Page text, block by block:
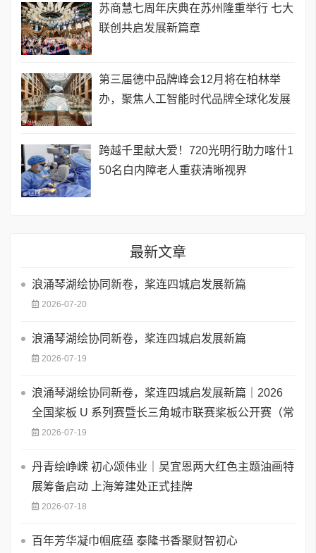
苏商慧七周年庆典在苏州隆重举行 七大
联创共启发展新篇章
第三届德中品牌峰会12月将在柏林举
办，聚焦人工智能时代品牌全球化发展
跨越千里献大爱！720光明行助力喀什1
50名白内障老人重获清晰视界
最新文章
浪涌琴湖绘协同新卷，桨连四城启发展新篇
2026-07-20
浪涌琴湖绘协同新卷，桨连四城启发展新篇
2026-07-19
浪涌琴湖绘协同新卷，桨连四城启发展新篇｜2026
全国桨板 U 系列赛暨长三角城市联赛桨板公开赛（常
2026-07-19
丹青绘峥嵘 初心颂伟业｜吴宜恩两大红色主题油画特
展筹备启动 上海筹建处正式挂牌
2026-07-18
百年芳华凝巾帼底蕴 泰隆书香聚财智初心